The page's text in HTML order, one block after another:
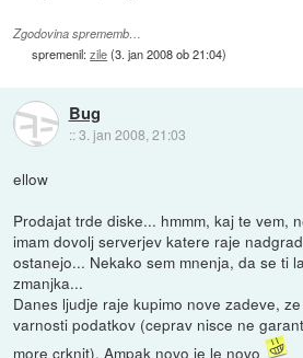
Zgodovina sprememb…
spremenil:zile(3. jan 2008 ob 21:04)
Bug
::3. jan 2008, 21:03
ellow
Prodajat trde diske... hmmm, kaj te vem,
imam dovolj serverjev katere raje
ostanejo... Nekako sem mnenja, da se ti
zmanjka...
Danes ljudje raje kupimo nove zadeve,
varnosti podatkov (ceprav nisce ne
more crknit). Ampak novo je le novo